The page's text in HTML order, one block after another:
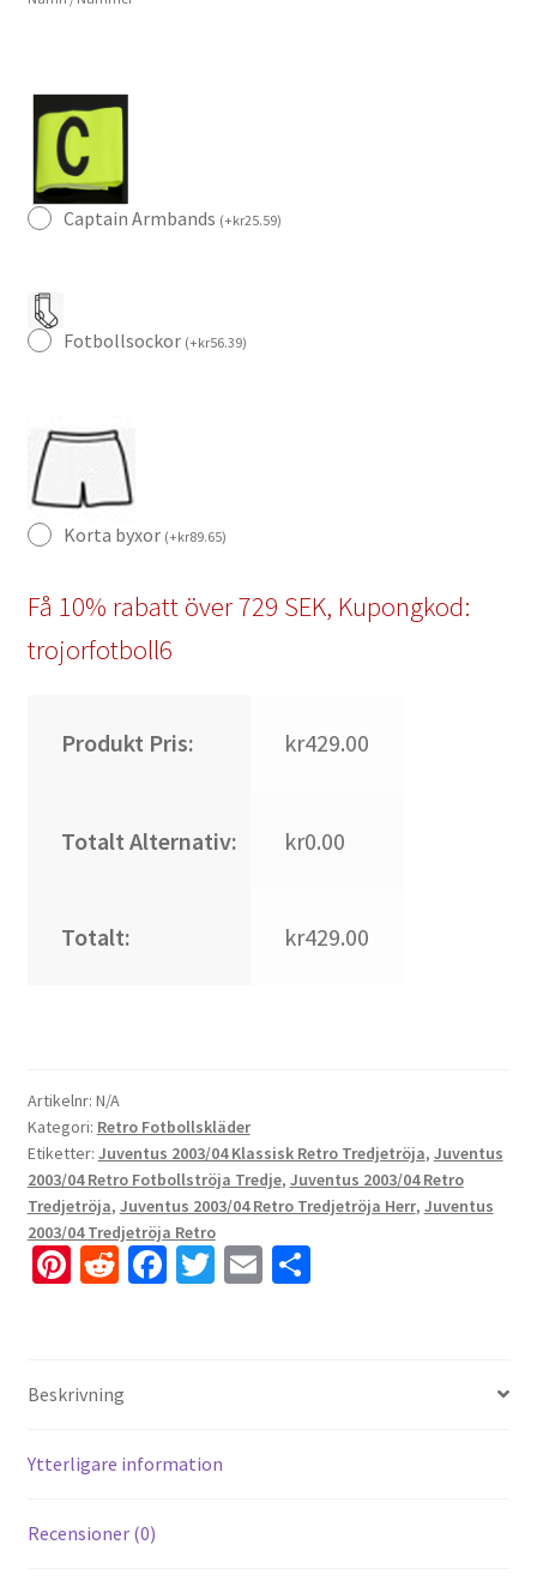
Captain Armbands (+kr25.59)
Fotbollsockor (+kr56.39)
Korta byxor (+kr89.65)
Få 10% rabatt över 729 SEK, Kupongkod:
trojorfotboll6
Produkt Pris: kr429.00
Totalt Alternativ: kr0.00
Totalt: kr429.00
Artikelnr: N/A
Kategori: Retro Fotbollskläder
Etiketter: Juventus 2003/04 Klassisk Retro Tredjetröja, Juventus
2003/04 Retro Fotbollströja Tredje, Juventus 2003/04 Retro
Tredjetröja, Juventus 2003/04 Retro Tredjetröja Herr, Juventus
2003/04 Tredjetröja Retro
Pi
es
R
di
t
Fa
k
T E D
Beskrivning
Ytterligare information
Recensioner (0)